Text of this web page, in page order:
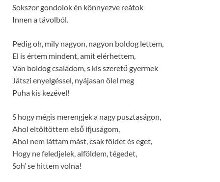
Sokszor gondolok én könnyezve reátok
Innen a távolból.
Pedig oh, mily nagyon, nagyon boldog lettem,
El is értem mindent, amit elérhettem,
Van boldog családom, s kis szerető gyermek
Játszi enyelgéssel, nyájasan ölel meg
Puha kis kezével!
S hogy mégis merengjek a nagy pusztaságon,
Ahol eltöltöttem első ifjuságom,
Ahol nem láttam mást, csak földet és eget,
Hogy ne feledjelek, alföldem, tégedet,
Soh’ se hittem volna!